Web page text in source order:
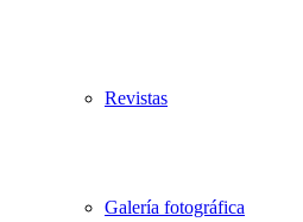
Revistas
Galería fotográfica